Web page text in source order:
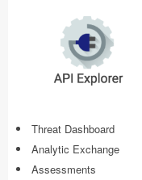
Threat Dashboard
Analytic Exchange
Assessments